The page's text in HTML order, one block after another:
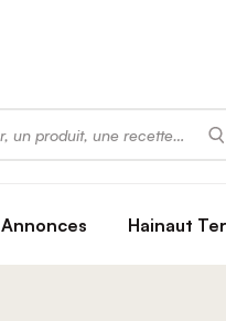
Annonces Hainaut